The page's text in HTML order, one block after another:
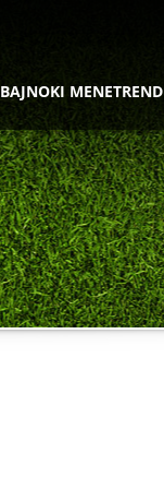
BAJNOKI MENETREND